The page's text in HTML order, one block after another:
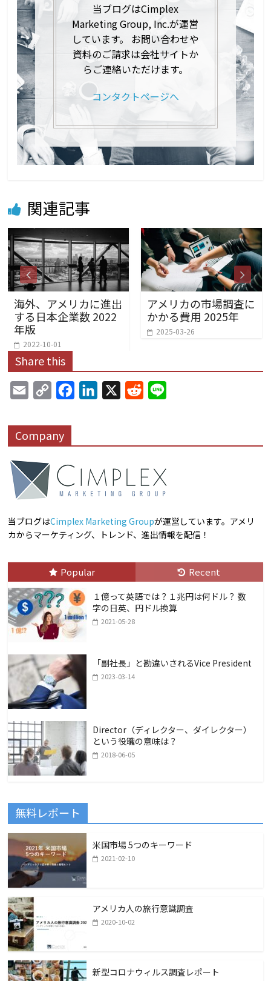
当ブログはCimplex
Marketing Group, Inc.が運営
しています。 お問い合わせや
資料のご請求は会社サイトか
らご連絡いただけます。
コンタクトページへ
関連記事
海外、アメリカに進出
する日本企業数 2022
年版
2022-10-01
アメリカの市場調査に
かかる費用 2025年
2025-03-26
Share this
a
i
l
p
y
k
e
b
o
o
k
k
d
I
n
d
t
e
Company
当ブログはCimplex Marketing Groupが運営しています。アメリ
カからマーケティング、トレンド、進出情報を配信！
Popular Recent
１億って英語では？１兆円は何ドル？ 数
字の日英、円ドル換算
2021-05-28
「副社長」と勘違いされるVice President
2023-03-14
Director（ディレクター、ダイレクター）
という役職の意味は？
2018-06-05
無料レポート
米国市場 5つのキーワード
2021-02-10
アメリカ人の旅行意識調査
2020-10-02
新型コロナウィルス調査レポート